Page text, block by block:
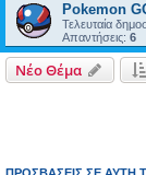
Pokemon
Τελευταία
Απαντήσεις: 6
Νέο Θέμα